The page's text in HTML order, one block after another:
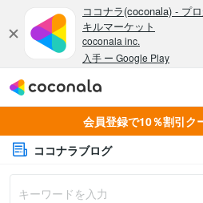
会員登録で10％割引ク
ココナラブログ